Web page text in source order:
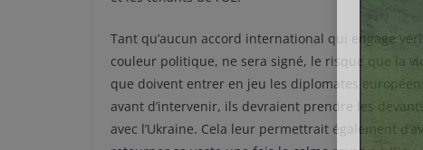
Tant qu’aucun accord international qui engage
couleur politique, ne sera signé, le risque que la
que doivent entrer en jeu les diplomates
avant d’intervenir, ils devraient prendre les
avec l’Ukraine. Cela leur permettrait également